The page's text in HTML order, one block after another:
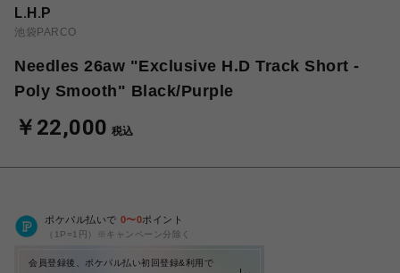
L.H.P
池袋PARCO
Needles 26aw "Exclusive H.D Track Short -
Poly Smooth" Black/Purple
￥22,000 税込
ポケパル払いで 0〜0ポイント
（1P=1円）※キャンペーン分除く
会員登録後、ポケパル払い初回登録&利用で